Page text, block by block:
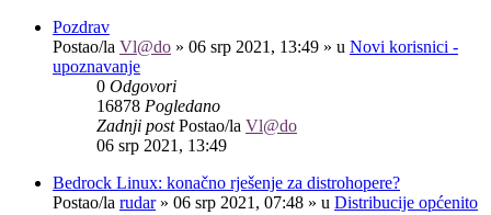
Pozdrav
Postao/la Vl@do » 06 srp 2021, 13:49 » u Novi korisnici -
upoznavanje
0 Odgovori
16878 Pogledano
Zadnji postPostao/la Vl@do
06 srp 2021, 13:49
Bedrock Linux: konačno rješenje za distrohopere?
Postao/la rudar» 06 srp 2021, 07:48 » u Distribucije općenito